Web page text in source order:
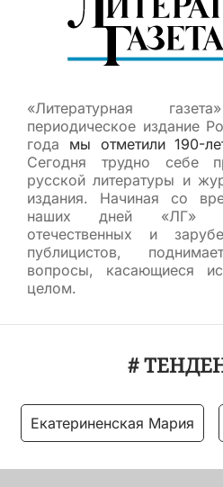
«Литературная
периодическое издание
года мы отметили 190-
Сегодня трудно себе
русской литературы и
издания. Начиная со
наших дней «ЛГ»
отечественных и
публицистов,
вопросы, касающиеся
целом.
#
Екатериненская Мария